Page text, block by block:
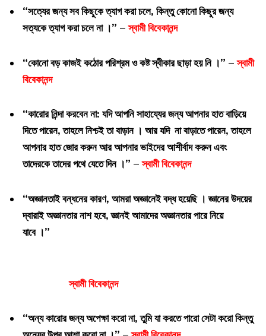
“সত্যের জন্য সব কিছুকে ত্যাগ করা চলে, কিন্তু কোনো কিছুর জন্য
সত্যকে ত্যাগ করা চলে না ।” –স্বামী বিবেকানন্দ
“কোনো বড় কাজই কঠোর পরিশ্রম ও কষ্ট স্বীকার ছাড়া হয় নি ।” –স্বামী
বিবেকানন্দ
“কারোর নিন্দা করবেন না: যদি আপনি সাহায্যের জন্য আপনার হাত বাড়িয়ে
দিতে পারেন, তাহলে নিশ্চই তা বাড়ান । আর যদি না বাড়াতে পারেন, তাহলে
আপনার হাত জোর করুন আর আপনার ভাইদের আশীর্বাদ করুন এবং
তাদেরকে তাদের পথে যেতে দিন ।” –স্বামী বিবেকানন্দ
“অজ্ঞানতাই বন্ধনের কারণ, আমরা অজ্ঞানেই বদ্ধ হয়েছি । জ্ঞানের উদয়ের
দ্বারাই অজ্ঞানতার নাশ হবে, জ্ঞানই আমাদের অজ্ঞানতার পারে নিয়ে
যাবে ।”
স্বামী বিবেকানন্দ
“অন্য কারোর জন্য অপেক্ষা করো না, তুমি যা করতে পারো সেটা করো কিন্তু